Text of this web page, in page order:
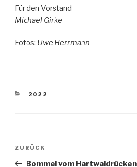
Für den Vorstand
Michael Girke
Fotos: Uwe Herrmann
KATEGORIEN
2022
Beitragsnavigation
Vorheriger
Beitrag
ZURÜCK
Bommel vom Hartwaldrücken